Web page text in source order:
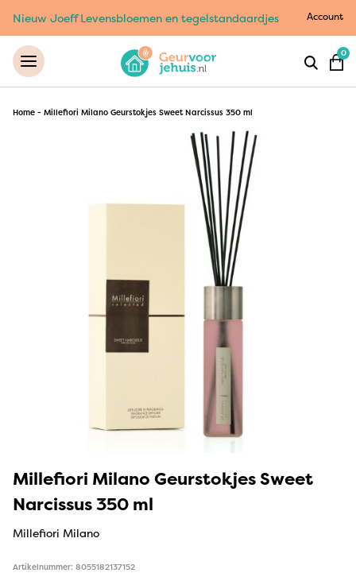
Nieuw Joeff Levensbloemen en tegelstandaardjes Account
0
Home - Millefiori Milano Geurstokjes Sweet Narcissus 350 ml
Millefiori Milano Geurstokjes Sweet
Narcissus 350 ml
Millefiori Milano
Artikelnummer: 8055182137152